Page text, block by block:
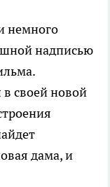
немного
надписью
своей новой
дама, и